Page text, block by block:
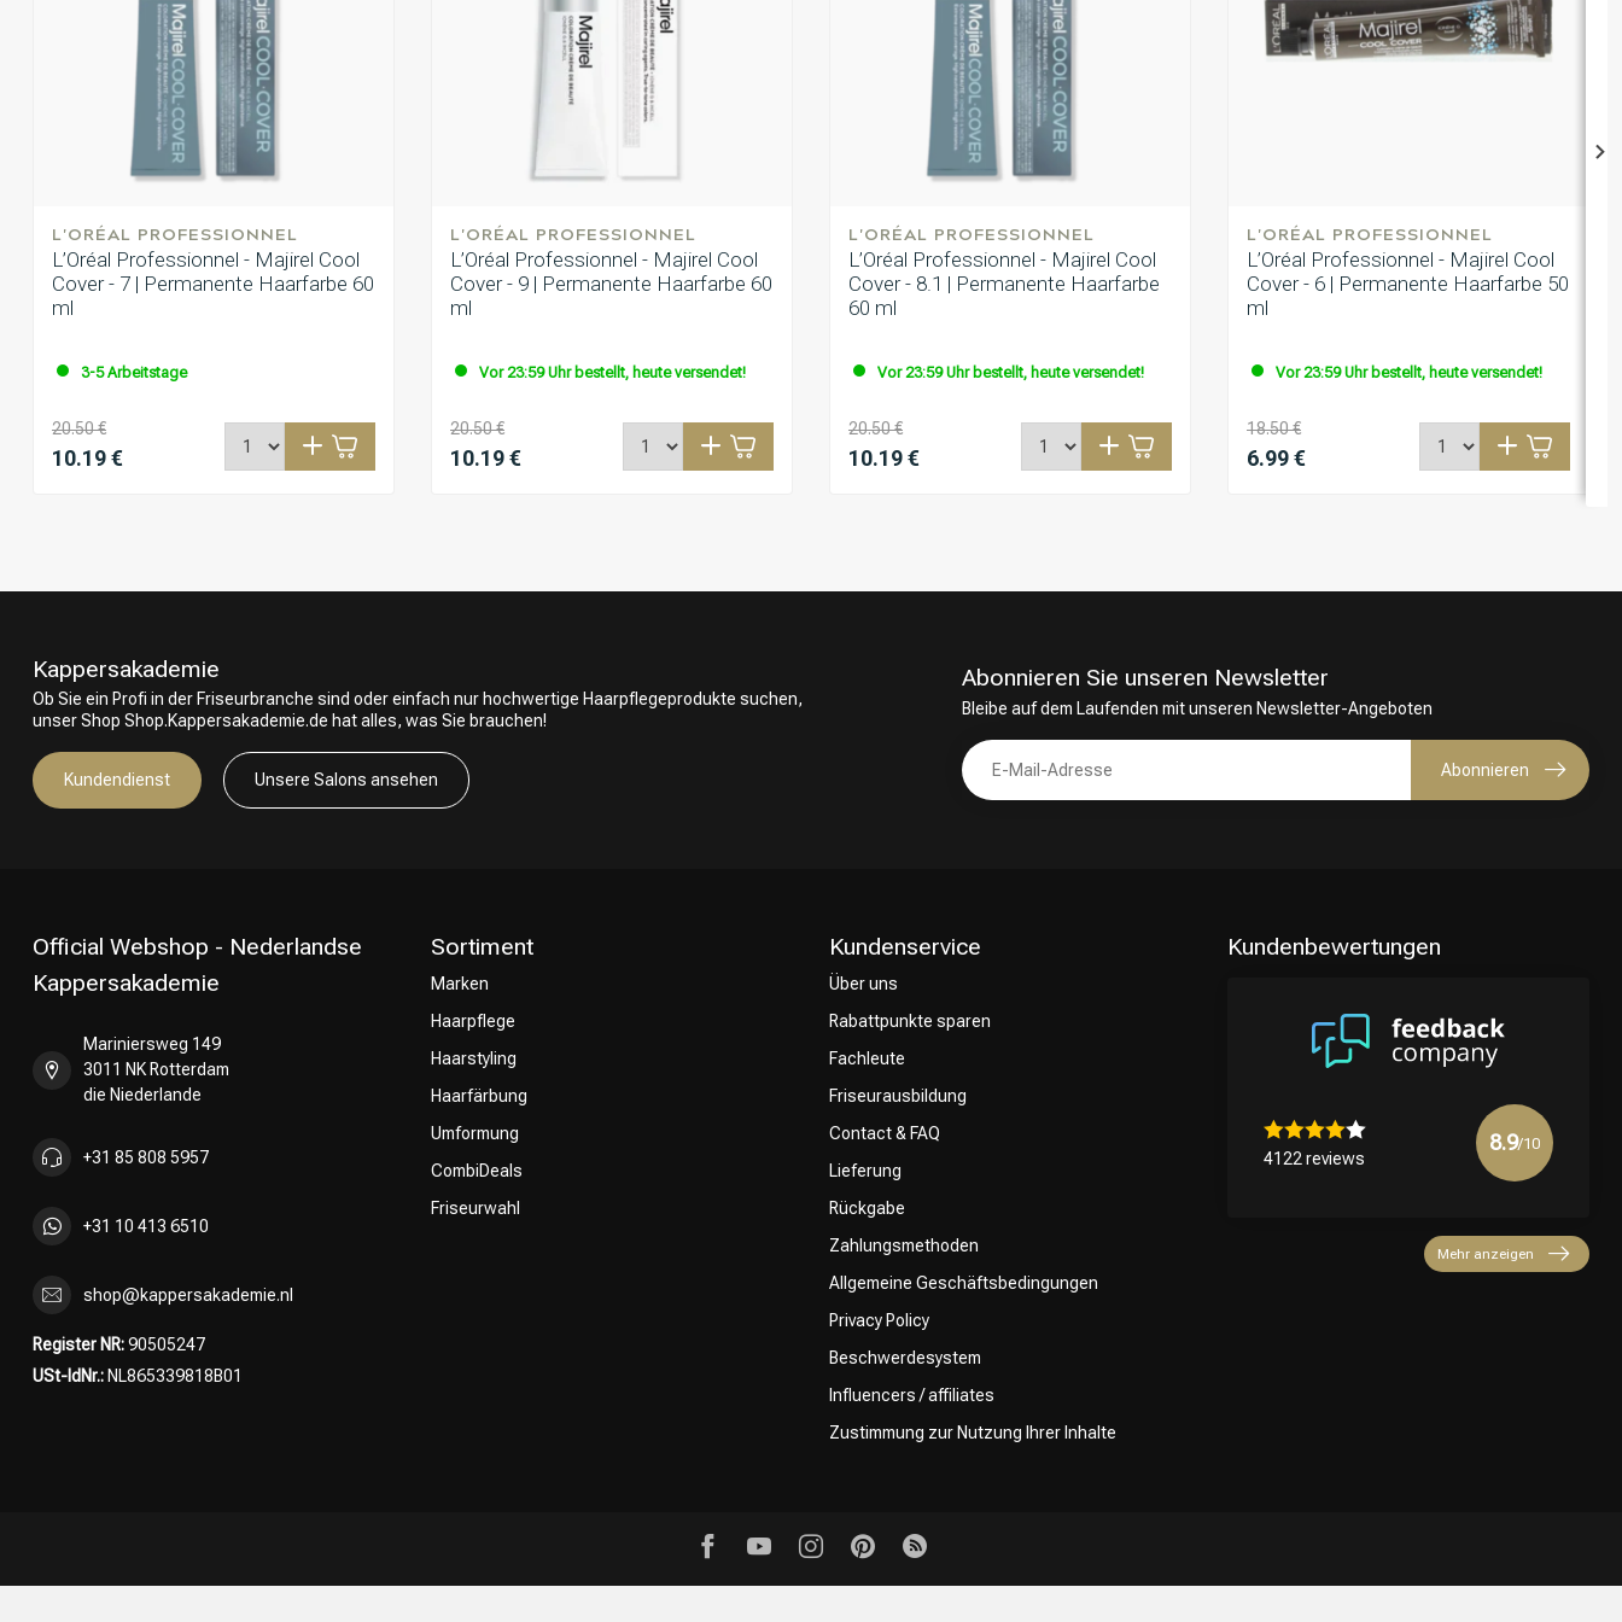
L'ORÉAL PROFESSIONNEL
L’Oréal Professionnel - Majirel Cool
Cover - 7 | Permanente Haarfarbe 60
ml
3-5 Arbeitstage
20.50 €
10.19 €
L'ORÉAL PROFESSIONNEL
L’Oréal Professionnel - Majirel Cool
Cover - 9 | Permanente Haarfarbe 60
ml
Vor 23:59 Uhr bestellt, heute versendet!
20.50 €
10.19 €
L'ORÉAL PROFESSIONNEL
L’Oréal Professionnel - Majirel Cool
Cover - 8.1 | Permanente Haarfarbe
60 ml
Vor 23:59 Uhr bestellt, heute versendet!
20.50 €
10.19 €
L'ORÉAL PROFESSIONNEL
L’Oréal Professionnel - Majirel Cool
Cover - 6 | Permanente Haarfarbe 50
ml
Vor 23:59 Uhr bestellt, heute versendet!
18.50 €
6.99 €
Kappersakademie
Ob Sie ein Profi in der Friseurbranche sind oder einfach nur hochwertige Haarpflegeprodukte suchen,
unser Shop Shop.Kappersakademie.de hat alles, was Sie brauchen!
Kundendienst Unsere Salons ansehen
Abonnieren Sie unseren Newsletter
Bleibe auf dem Laufenden mit unseren Newsletter-Angeboten
Abonnieren
Official Webshop - Nederlandse
Kappersakademie
Mariniersweg 149
3011 NK Rotterdam
die Niederlande
+31 85 808 5957
+31 10 413 6510
shop@kappersakademie.nl
Register NR:90505247
USt-IdNr.: NL865339818B01
Sortiment
Marken
Haarpflege
Haarstyling
Haarfärbung
Umformung
CombiDeals
Friseurwahl
Kundenservice
Über uns
Rabattpunkte sparen
Fachleute
Friseurausbildung
Contact & FAQ
Lieferung
Rückgabe
Zahlungsmethoden
Allgemeine Geschäftsbedingungen
Privacy Policy
Beschwerdesystem
Influencers / affiliates
Zustimmung zur Nutzung Ihrer Inhalte
Kundenbewertungen
4122 reviews
8.9/10
Mehr anzeigen